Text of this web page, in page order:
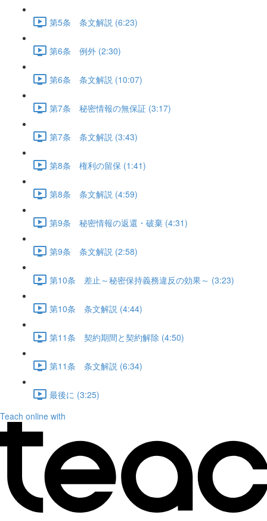
第5条 条文解説 (6:23)
第6条 例外 (2:30)
第6条 条文解説 (10:07)
第7条 秘密情報の無保証 (3:17)
第7条 条文解説 (3:43)
第8条 権利の留保 (1:41)
第8条 条文解説 (4:59)
第9条 秘密情報の返還・破棄 (4:31)
第9条 条文解説 (2:58)
第10条 差止～秘密保持義務違反の効果～ (3:23)
第10条 条文解説 (4:44)
第11条 契約期間と契約解除 (4:50)
第11条 条文解説 (6:34)
最後に (3:25)
Teach online with